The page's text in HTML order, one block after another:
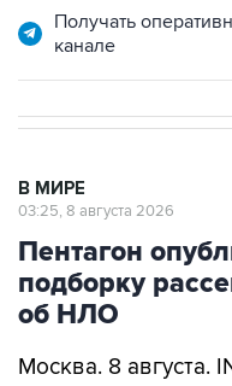
Пентагон
подборку
об НЛО
Москва. 8 августа.
пятую по счету